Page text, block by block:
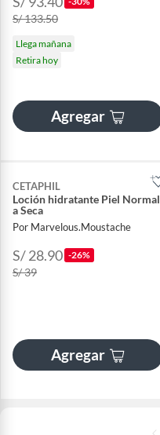
S/ 133.50
Llega mañana
Retira hoy
Agregar
CETAPHIL
Loción hidratante Piel Normal
a Seca
Por Marvelous.Moustache
S/ 28.90 -26%
S/ 39
Agregar